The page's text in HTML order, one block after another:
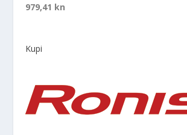
979,41 kn
Kupi